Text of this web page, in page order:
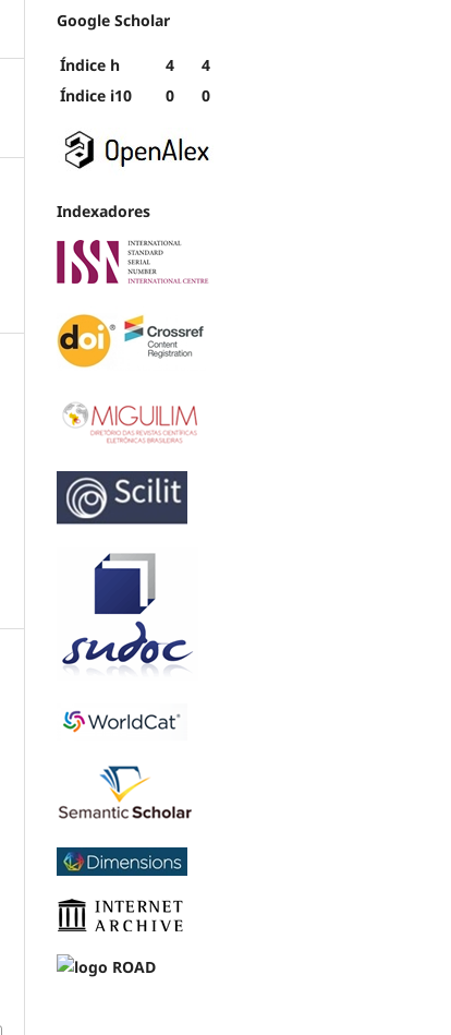
Google Scholar
Índice h 4
4
Índice i10
0 0
Indexadores